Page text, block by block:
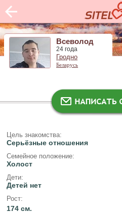
Всеволод
24 года
Гродно
Беларусь
Цель знакомства:
Серьёзные отношения
Семейное положение:
Холост
Дети:
Детей нет
Рост:
174 см.